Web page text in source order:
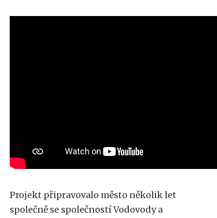
Projekt připravovalo město několik let
společně se společností Vodovody a